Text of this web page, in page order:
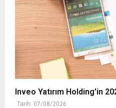
Inveo Yatırım Holding'in
Tarih: 07/08/2026